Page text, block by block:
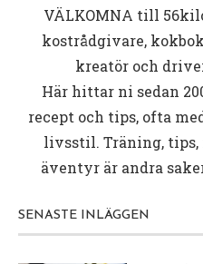
VÄLKOMNA till
kostrådgivare,
kreatör och
Här hittar ni sedan
recept och tips, ofta
livsstil. Träning, tips,
äventyr är andra
SENASTE INLÄGGEN